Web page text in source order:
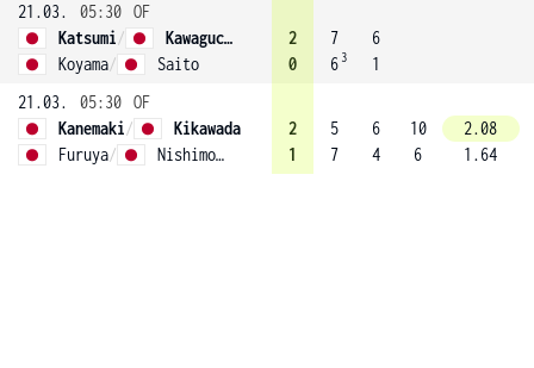
21.03.
05:30 OF
Katsumi/
Kawaguchi (2)
Koyama/ Saito
2
0
7
6 3
6
1
21.03.
05:30 OF
Kanemaki/
Kikawada
Furuya/ Nishimoto
2
1
5
7
6
4
10
6
2.08
1.64